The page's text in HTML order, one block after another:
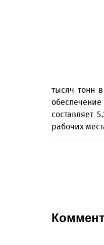
тысяч тонн
составляет
рабочих